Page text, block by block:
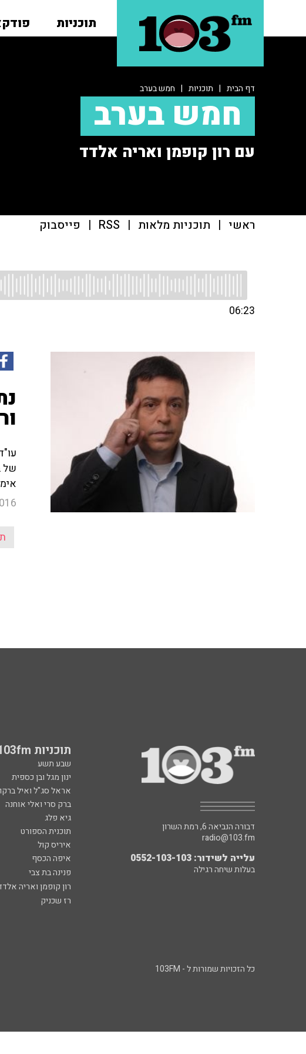
תוכניות
דף הבית | תוכניות | חמש בערב
חמש בערב
עם רון קופמן ואריה אלדד
ראשי | תוכניות מלאות |
RSS
| פייסבוק
06:23
של
תוכניות 103fm
שבע תשע
ינון מגל ובן כספית
אראל סג"ל ואיל
ברק סרי ואלי אוחנה
גיא פלג
תוכנית הספורט
איריס קול
איפה הכסף
פנינה בת צבי
רון קופמן ואריה
רז שכניק
דבורה הנביאה 6, רמת השרון
radio@103.fm
עלייה לשידור: 0552-103-103
בעלות שיחה רגילה
כל הזכויות שמורות ל - 103FM